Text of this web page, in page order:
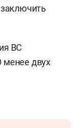
ВС
менее двух